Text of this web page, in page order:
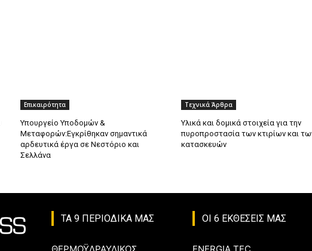
Επικαιρότητα
Υπουργείο Υποδομών &
Μεταφορών:Εγκρίθηκαν σημαντικά
αρδευτικά έργα σε Νεστόριο και
Σελλάνα
Τεχνικά Άρθρα
Υλικά και δομικά στοιχεία για την
πυροπροστασία των κτιρίων και
κατασκευών
ΤΑ 9 ΠΕΡΙΟΔΙΚΑ ΜΑΣ ΟΙ 6 ΕΚΘΕΣΕΙΣ ΜΑΣ